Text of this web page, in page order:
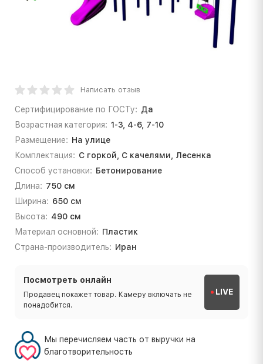
Написать отзыв
Сертифицирование по ГОСТу: Да
Возрастная категория: 1-3, 4-6, 7-10
Размещение: На улице
Комплектация: С горкой, С качелями, Лесенка
Способ установки: Бетонирование
Длина: 750 см
Ширина: 650 см
Высота: 490 см
Материал основной: Пластик
Страна-производитель: Иран
Посмотреть онлайн
Продавец покажет товар. Камеру включать не
понадобится.
LIVE
Мы перечисляем часть от выручки на
благотворительность